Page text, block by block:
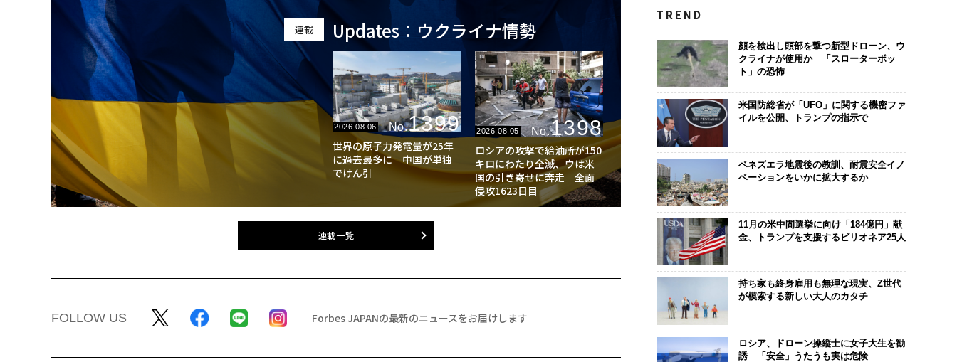
連載 Updates：ウクライナ情勢
2026.08.06 No.1399
世界の原子力発電量が25年
に過去最多に 中国が単独
でけん引
2026.08.05 No.1398
ロシアの攻撃で給油所が150
キロにわたり全滅、ウは米
国の引き寄せに奔走 全面
侵攻1623日目
連載一覧
FOLLOW US Forbes JAPANの最新のニュースをお届けします
TREND
顔を検出し頭部を撃つ新型ドローン、ウ
クライナが使用か 「スローターボッ
ト」の恐怖
米国防総省が「UFO」に関する機密ファ
イルを公開、トランプの指示で
ベネズエラ地震後の教訓、耐震安全イノ
ベーションをいかに拡大するか
11月の米中間選挙に向け「184億円」献
金、トランプを支援するビリオネア25人
持ち家も終身雇用も無理な現実、Z世代
が模索する新しい大人のカタチ
ロシア、ドローン操縦士に女子大生を勧
誘 「安全」うたうも実は危険